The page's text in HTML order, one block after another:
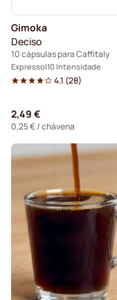
Gimoka
Deciso
10 cápsulas para Caffitaly
Expresso 10 Intensidade
4.1 (28)
2,49 €
0,25 €/ chávena